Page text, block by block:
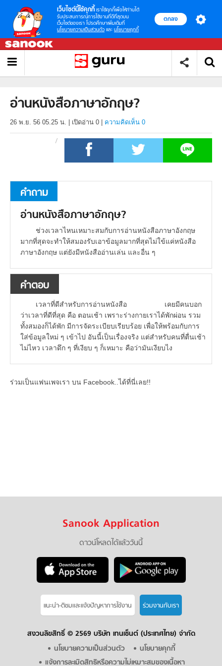
เว็บไซต์นี้ใช้คุกกี้ เราใช้คุกกี้เพื่อให้ท่านได้
รับประสบการณ์การใช้งานที่ดีที่สุดบน
เว็บไซต์ของเรา โปรดศึกษาเพิ่มเติมที่
นโยบายความเป็นส่วนตัว และ นโยบายคุกกี้
ตกลง
อ่านหนังสือภาษาอักฤษ?
26 พ.ย. 56 05.25 น. เปิดอ่าน 0 ความคิดเห็น 0
คำถาม
อ่านหนังสือภาษาอักฤษ?
ช่วงเวลาไหนเหมาะสมกับการอ่านหนังสือภาษาอังกฤษ
มากที่สุดจะทำให้สมองรับเอาข้อมูลมากที่สุดไม่ใข้แค่หนังสือ
ภาษาอังกฤษ แต่ยังมีหนังสืออ่านเล่น และอื่น ๆ
คำตอบ
เวลาที่ดีสำหรับการอ่านหนังสือ เคยมีคนบอก
ว่าเวลาที่ดีที่สุด คือ ตอนเช้า เพราะร่างกายเราได้พักผ่อน รวม
ทั้งสมองก็ได้พัก มีการจัดระเบียบเรียบร้อย เพื่อให้พร้อมกับการ
ใส่ข้อมูลใหม่ ๆ เข้าไป อันนี้เป็นเรื่องจริง แต่สำหรับคนที่ตื่นเช้า
ไม่ไหว เวลาดึก ๆ ที่เงียบ ๆ ก็เหมาะ คือว่ามันเงียบไง
ร่วมเป็นแฟนเพจเรา บน Facebook..ได้ที่นี่เลย!!
Sanook Application
ดาวน์โหลดได้แล้ววันนี้
แนะนำ-ติชมเเละแจ้งปัญหาการใช้งาน ร่วมงานกับเรา
สงวนลิขสิทธิ์ © 2569 บริษัท เทนเซ็นต์ (ประเทศไทย) จำกัด
นโยบายความเป็นส่วนตัว
นโยบายคุกกี้
แจ้งการละเมิดสิทธิหรือความไม่เหมาะสมของเนื้อหา